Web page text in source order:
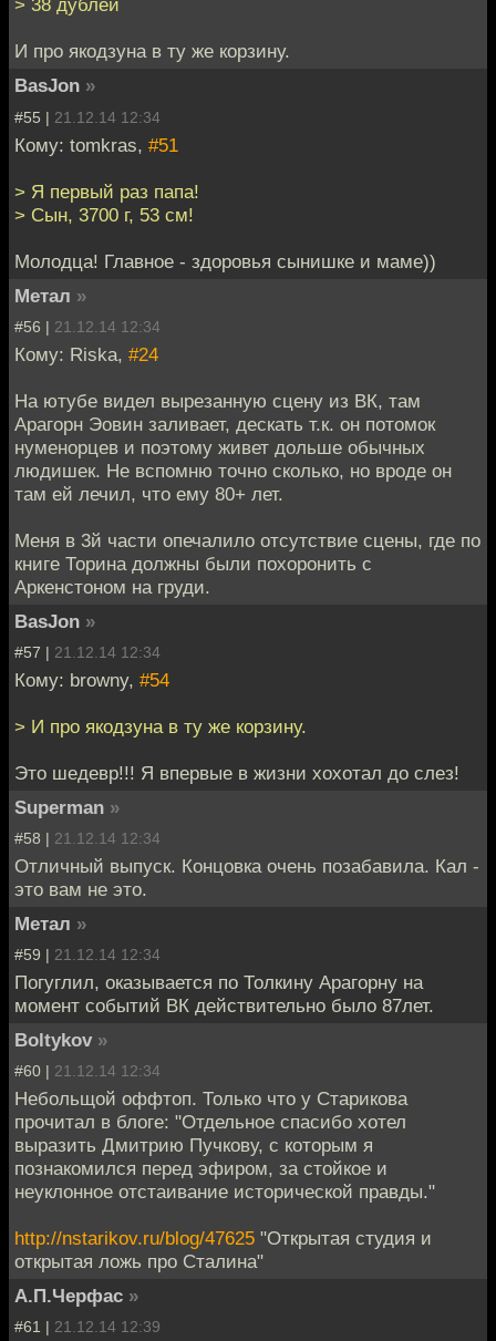
> 38 дублей
И про якодзуна в ту же корзину.
BasJon »
#55 | 21.12.14 12:34
Кому: tomkras, #51
> Я первый раз папа!
> Сын, 3700 г, 53 см!
Молодца! Главное - здоровья сынишке и маме))
Метал »
#56 | 21.12.14 12:34
Кому: Riska, #24
На ютубе видел вырезанную сцену из ВК, там
Арагорн Эовин заливает, дескать т.к. он потомок
нуменорцев и поэтому живет дольше обычных
людишек. Не вспомню точно сколько, но вроде он
там ей лечил, что ему 80+ лет.
Меня в 3й части опечалило отсутствие сцены, где по
книге Торина должны были похоронить с
Аркенстоном на груди.
BasJon »
#57 | 21.12.14 12:34
Кому: browny, #54
> И про якодзуна в ту же корзину.
Это шедевр!!! Я впервые в жизни хохотал до слез!
Superman »
#58 | 21.12.14 12:34
Отличный выпуск. Концовка очень позабавила. Кал -
это вам не это.
Метал »
#59 | 21.12.14 12:34
Погуглил, оказывается по Толкину Арагорну на
момент событий ВК действительно было 87лет.
Boltykov »
#60 | 21.12.14 12:34
Небольщой оффтоп. Только что у Старикова
прочитал в блоге: "Отдельное спасибо хотел
выразить Дмитрию Пучкову, с которым я
познакомился перед эфиром, за стойкое и
неуклонное отстаивание исторической правды."
http://nstarikov.ru/blog/47625 "Открытая студия и
открытая ложь про Сталина"
А.П.Черфас »
#61 | 21.12.14 12:39